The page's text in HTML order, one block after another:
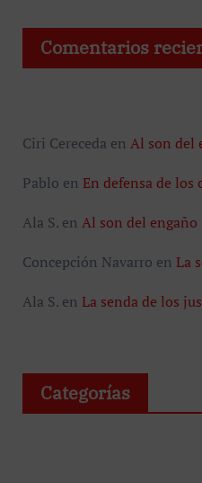
Comentarios
Ciri Cereceda en Al son del
Pablo en En defensa de los
Ala S.en Al son del engaño
Concepción Navarro en La
Ala S.en La senda de los
Categorías